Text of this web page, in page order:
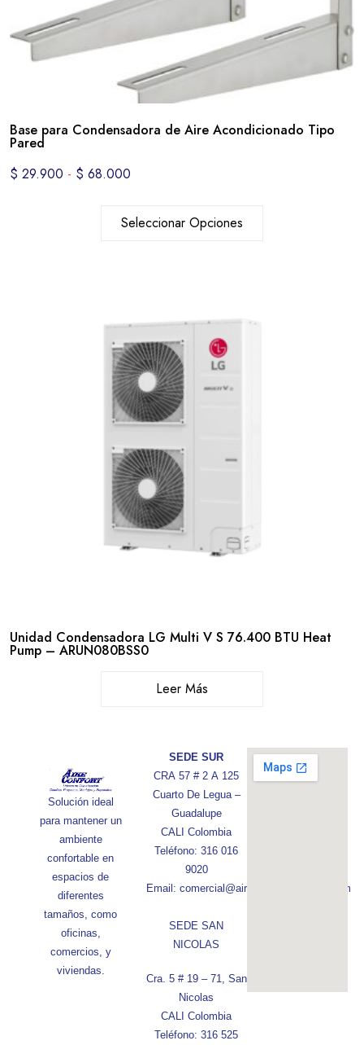
Base para Condensadora de Aire Acondicionado Tipo
Pared
$ 29.900 - $ 68.000
Seleccionar Opciones
Unidad Condensadora LG Multi V S 76.400 BTU Heat
Pump – ARUN080BSS0
Leer Más
Solución ideal
para mantener un
ambiente
confortable en
espacios de
diferentes
tamaños, como
oficinas,
comercios, y
viviendas.
SEDE SUR
CRA 57 # 2 A 125
Cuarto De Legua –
Guadalupe
CALI Colombia
Teléfono: 316 016
9020
Email: comercial@aireconfortcolombia.com
SEDE SAN
NICOLAS
Cra. 5 # 19 – 71, San
Nicolas
CALI Colombia
Teléfono: 316 525